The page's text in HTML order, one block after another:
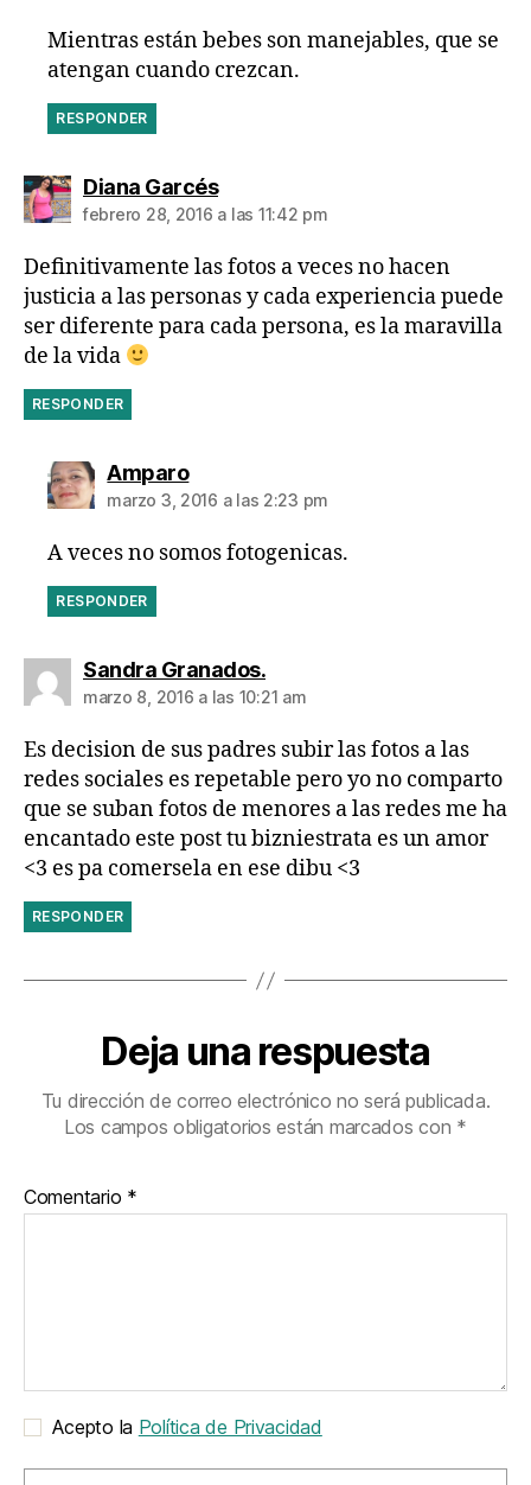
Mientras están bebes son manejables, que se
atengan cuando crezcan.
RESPONDER
Diana Garcésdice:
febrero 28, 2016 a las 11:42 pm
Definitivamente las fotos a veces no hacen
justicia a las personas y cada experiencia puede
ser diferente para cada persona, es la maravilla
de la vida
RESPONDER
Amparodice:
marzo 3, 2016 a las 2:23 pm
A veces no somos fotogenicas.
RESPONDER
Sandra Granados.dice:
marzo 8, 2016 a las 10:21 am
Es decision de sus padres subir las fotos a las
redes sociales es repetable pero yo no comparto
que se suban fotos de menores a las redes me ha
encantado este post tu bizniestrata es un amor
<3 es pa comersela en ese dibu <3
RESPONDER
Deja una respuesta
Tu dirección de correo electrónico no será publicada.
Los campos obligatorios están marcados con *
Comentario *
Acepto la Política de Privacidad